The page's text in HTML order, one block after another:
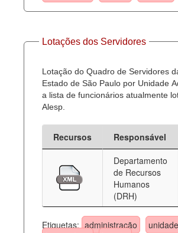
Lotações dos Servidores
Lotação do Quadro de Servidores
Estado de São Paulo por Unidade
a lista de funcionários atualmente
Alesp.
Recursos Responsável
Departamento
de Recursos
Humanos
(DRH)
Etiquetas: administração